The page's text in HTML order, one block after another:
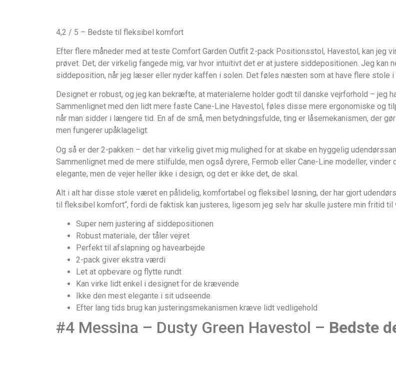
4,2 / 5 – Bedste til fleksibel komfort
Efter flere måneder med at teste Comfort Garden Outfit 2-pack Positionsstol, Havestol, kan jeg
prøvet. Det, der virkelig fangede mig, var hvor intuitivt det er at justere siddepositionen. Jeg
siddeposition, når jeg læser eller nyder kaffen i solen. Det føles næsten som at have flere stole
Designet er robust, og jeg kan bekræfte, at materialerne holder godt til danske vejrforhold – jeg
Sammenlignet med den lidt mere faste Cane-Line Havestol, føles disse mere ergonomiske
når man sidder i længere tid. En af de små, men betydningsfulde, ting er låsemekanismen, der
men fungerer upåklageligt.
Og så er der 2-pakken – det har virkelig givet mig mulighed for at skabe en hyggelig
Sammenlignet med de mere stilfulde, men også dyrere, Fermob eller Cane-Line modeller,
elegante, men de vejer heller ikke i design, og det er ikke det, de skal.
Alt i alt har disse stole været en pålidelig, komfortabel og fleksibel løsning, der har gjort
til fleksibel komfort“, fordi de faktisk kan justeres, ligesom jeg selv har skulle justere min fritid til
Super nem justering af siddepositionen
Robust materiale, der tåler vejret
Perfekt til afslapning og havearbejde
2-pack giver ekstra værdi
Let at opbevare og flytte rundt
Kan virke lidt enkel i designet for de krævende
Ikke den mest elegante i sit udseende
Efter lang tids brug kan justeringsmekanismen kræve lidt vedligehold
#4 Messina – Dusty Green Havestol – Bedste